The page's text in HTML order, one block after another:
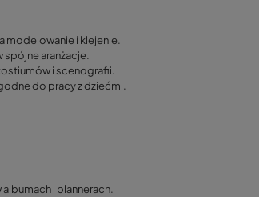
modelowanie i klejenie.
spójne aranżacje.
i scenografii.
do pracy z dziećmi.
i plannerach.